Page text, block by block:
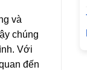
và
chúng
Với
đến